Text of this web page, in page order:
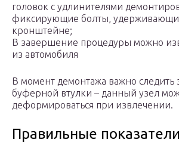
головок с удлинителями
фиксирующие болты,
кронштейне;
В завершение процедуры можно
из автомобиля
В момент демонтажа важно следить
буферной втулки – данный узел
деформироваться при извлечении.
Правильные показатели